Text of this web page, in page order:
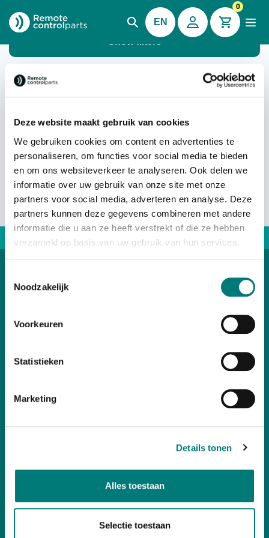
Deze website maakt gebruik van cookies
We gebruiken cookies om content en advertenties te
personaliseren, om functies voor social media te bieden
en om ons websiteverkeer te analyseren. Ook delen we
informatie over uw gebruik van onze site met onze
partners voor social media, adverteren en analyse. Deze
partners kunnen deze gegevens combineren met andere
informatie die u aan ze heeft verstrekt of die ze hebben
verzameld op basis van uw gebruik van hun services.
Noodzakelijk
Voorkeuren
Statistieken
Marketing
Details tonen
Alles toestaan
Selectie toestaan
EN
0
Battery chargers
Sort by:
No products were found matching your selection.
Direct advice: +31167 521228
Categories
Customer Service
Contact